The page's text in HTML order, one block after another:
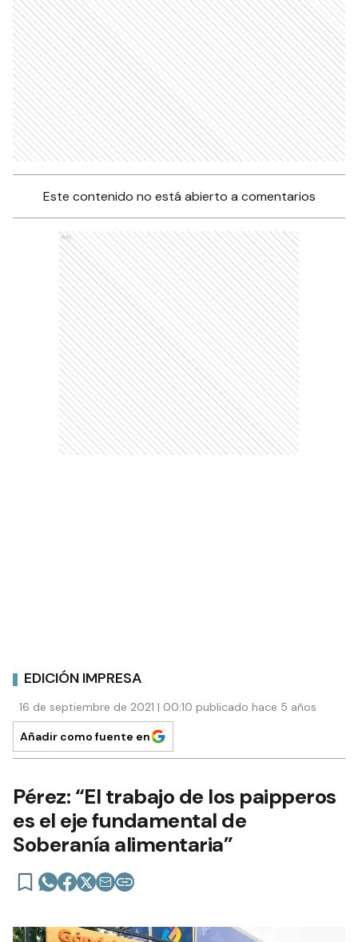
Este contenido no está abierto a comentarios
Ads
EDICIÓN IMPRESA
16 de septiembre de 2021 | 00:10 publicado hace 5 años
Añadir como fuente en
Pérez: “El trabajo de los paipperos
es el eje fundamental de
Soberanía alimentaria”